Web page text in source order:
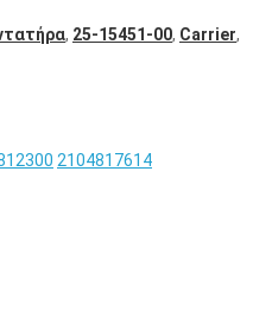
, 25-15451-00, Carrier,
2104817614